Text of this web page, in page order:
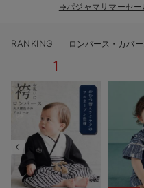
Gift Selection 出産祝い
保育園・入園準備特集
ファルスカ
デロンギ
入院準備の持ち物チェック
→パジャマサマーセー
RANKING ロンパース・カバ
1